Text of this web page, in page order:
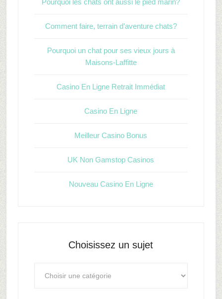
Pourquoi les chats ont aussi le pied marin?
Comment faire, terrain d’aventure chats?
Pourquoi un chat pour ses vieux jours à
Maisons-Laffitte
Casino En Ligne Retrait Immédiat
Casino En Ligne
Meilleur Casino Bonus
UK Non Gamstop Casinos
Nouveau Casino En Ligne
Choisissez un sujet